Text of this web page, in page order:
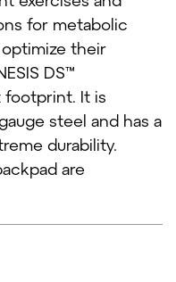
for metabolic
their
DS™
footprint. It is
steel and has a
durability.
are